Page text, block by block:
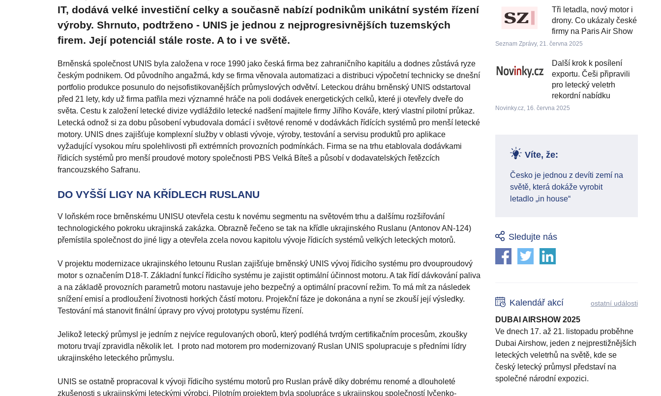
IT, dodává velké investiční celky a současně nabízí podnikům unikátní systém řízení
výroby. Shrnuto, podtrženo - UNIS je jednou z nejprogresivnějších tuzemských
firem. Její potenciál stále roste. A to i ve světě.
Brněnská společnost UNIS byla založena v roce 1990 jako česká firma bez zahraničního kapitálu a dodnes zůstává ryze
českým podnikem. Od původního angažmá, kdy se firma věnovala automatizaci a distribuci výpočetní technicky se dnešní
portfolio produkce posunulo do nejsofistikovanějších průmyslových odvětví. Leteckou dráhu brněnský UNIS odstartoval
před 21 lety, kdy už firma patřila mezi významné hráče na poli dodávek energetických celků, které ji otevřely dveře do
světa. Cestu k založení letecké divize vydláždilo letecké nadšení majitele firmy Jiřího Kováře, který vlastní pilotní průkaz.
Letecká odnož si za dobu působení vybudovala domácí i světové renomé v dodávkách řídících systémů pro menší letecké
motory. UNIS dnes zajišťuje komplexní služby v oblasti vývoje, výroby, testování a servisu produktů pro aplikace
vyžadující vysokou míru spolehlivosti při extrémních provozních podmínkách. Firma se na trhu etablovala dodávkami
řídicích systémů pro menší proudové motory společnosti PBS Velká Bíteš a působí v dodavatelských řetězcích
francouzského Safranu.
DO VYŠŠÍ LIGY NA KŘÍDLECH RUSLANU
V loňském roce brněnskému UNISU otevřela cestu k novému segmentu na světovém trhu a dalšímu rozšiřování
technologického pokroku ukrajinská zakázka. Obrazně řečeno se tak na křídle ukrajinského Ruslanu (Antonov AN-124)
přemístila společnost do jiné ligy a otevřela zcela novou kapitolu vývoje řídicích systémů velkých leteckých motorů.
V projektu modernizace ukrajinského letounu Ruslan zajišťuje brněnský UNIS vývoj řídicího systému pro dvouproudový
motor s označením D18-T. Základní funkcí řídicího systému je zajistit optimální účinnost motoru. A tak řídí dávkování paliva
a na základě provozních parametrů motoru nastavuje jeho bezpečný a optimální pracovní režim. To má mít za následek
snížení emisí a prodloužení životnosti horkých částí motoru. Projekční fáze je dokonána a nyní se zkouší její výsledky.
Testování má stanovit finální úpravy pro vývoj prototypu systému řízení.
Jelikož letecký průmysl je jedním z nejvíce regulovaných oborů, který podléhá tvrdým certifikačním procesům, zkoušky
motoru trvají zpravidla několik let. I proto nad motorem pro modernizovaný Ruslan UNIS spolupracuje s předními lídry
ukrajinského leteckého průmyslu.
UNIS se ostatně propracoval k vývoji řídicího systému motorů pro Ruslan právě díky dobrému renomé a dlouholeté
zkušenosti s ukrajinskými leteckými výrobci. Pilotním projektem byla spolupráce s ukrajinskou společností Ivčenko-
Tři letadla, nový motor i
drony. Co ukázaly české
firmy na Paris Air Show
Seznam Zprávy, 21. června 2025
Další krok k posílení
exportu. Češi připravili
pro letecký veletrh
rekordní nabídku
Novinky.cz, 16. června 2025
Víte, že:
Česko je jednou z devíti zemí na
světě, která dokáže vyrobit
letadlo „in house“
Sledujte nás
Kalendář akcí ostatní události
DUBAI AIRSHOW 2025
Ve dnech 17. až 21. listopadu proběhne
Dubai Airshow, jeden z nejprestižnějších
leteckých veletrhů na světě, kde se
český letecký průmysl představí na
společné národní expozici.